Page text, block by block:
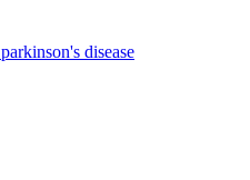
parkinson's disease